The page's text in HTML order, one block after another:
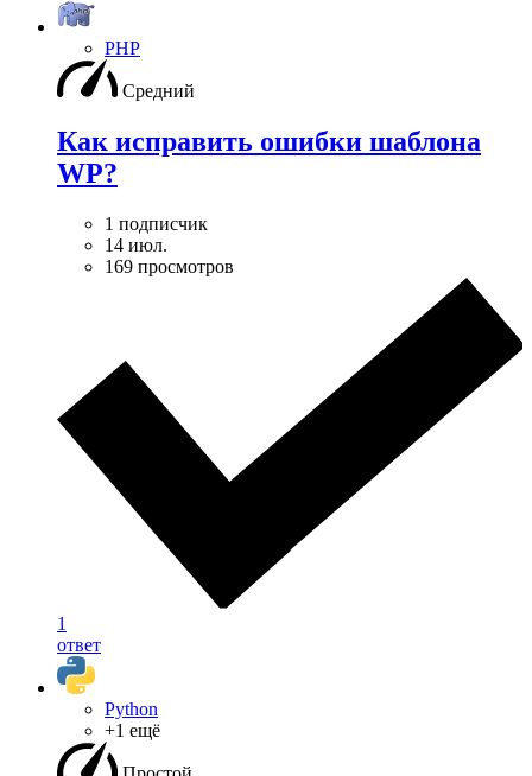
PHP
Средний
Как исправить ошибки шаблона
WP?
1 подписчик
14 июл.
169 просмотров
1
ответ
Python
+1 ещё